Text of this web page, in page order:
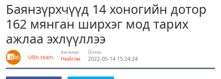
Баянзүрхчүүд 14 хоногийн дотор
162 мянган ширхэг мод тарих
ажлаа эхлүүллээ
UBn team
Ангилал
Нийгэм
Огноо
2022-05-14 15:24:24